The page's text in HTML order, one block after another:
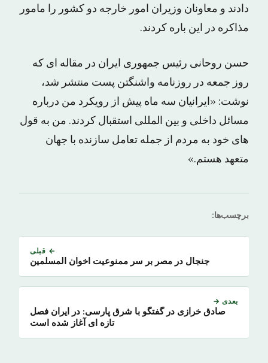
دادند و معاونان وزیران امور خارجه دو کشور را مامور
مذاکره در این باره کردند.
حسن روحانی رئیس جمهوری ایران در مقاله ای که
روز جمعه در روزنامه واشنگتن پست منتشر شد،
نوشت: «ایرانیان سه ماه پیش از رویکرد من درباره
مسائل داخلی و بین المللی استقبال کردند. من به قول
های خود به مردم از جمله تعامل سازنده با جهان
متعهد هستم.»
برچسب‌ها:
← قبلی
جنجال در مصر بر سر ممنوعیت اخوان المسلمین
بعدی →
صادق خرازی در گفتگو با شرق پارسی: در ایران فصل
تازه ای آغاز شده است